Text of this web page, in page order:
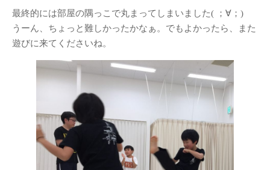
最終的には部屋の隅っこで丸まってしまいました( ；∀；)
うーん、ちょっと難しかったかなぁ。でもよかったら、また
遊びに来てくださいね。